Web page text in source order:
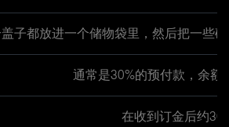
子都放进一个储物袋里，然后把一些
通常是30%的预付款，余额
在收到订金后约30